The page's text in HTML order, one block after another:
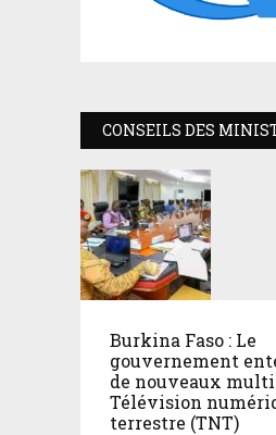
CONSEILS DES
Burkina Faso : Le
gouvernement
de nouveaux
Télévision
terrestre (TNT)